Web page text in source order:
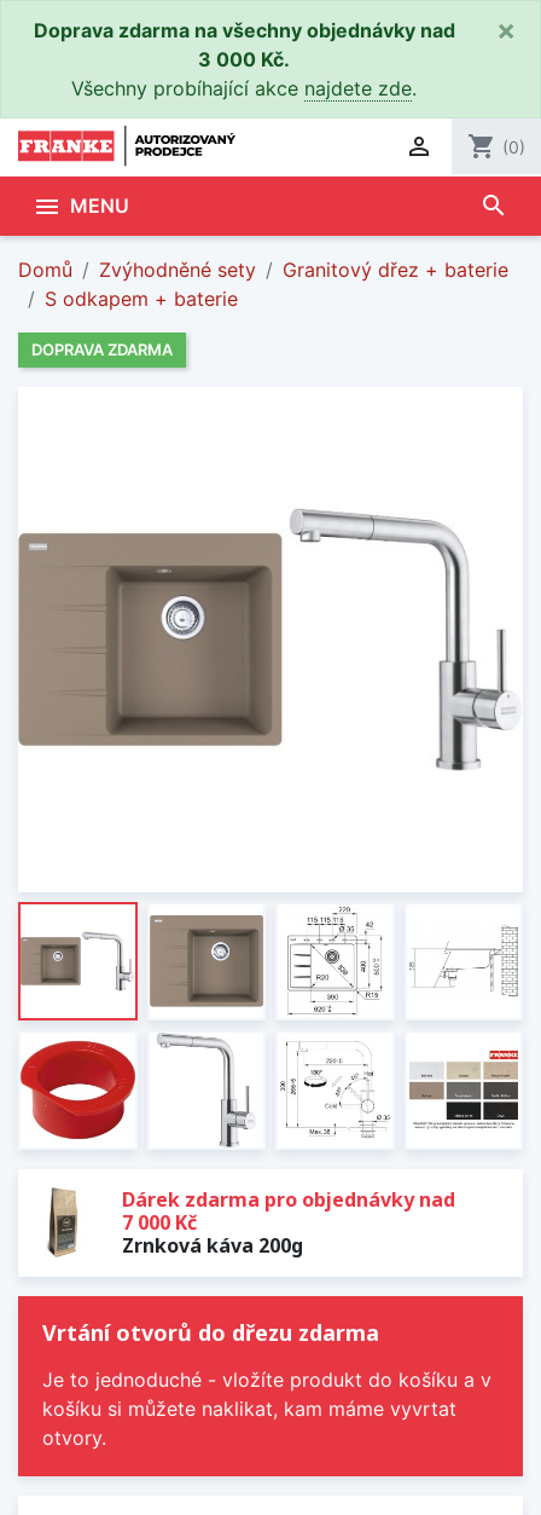
Doprava zdarma na všechny objednávky nad
3 000 Kč.
Všechny probíhající akce najdete zde.
×
 shopping_cart (0)
 MENU search
Domů Zvýhodněné sety
Granitový dřez + baterie
S odkapem + baterie
DOPRAVA ZDARMA
Dárek zdarma pro objednávky nad
7 000 Kč
Zrnková káva 200g
Vrtání otvorů do dřezu zdarma
Je to jednoduché - vložíte produkt do košíku a v
košíku si můžete naklikat, kam máme vyvrtat
otvory.